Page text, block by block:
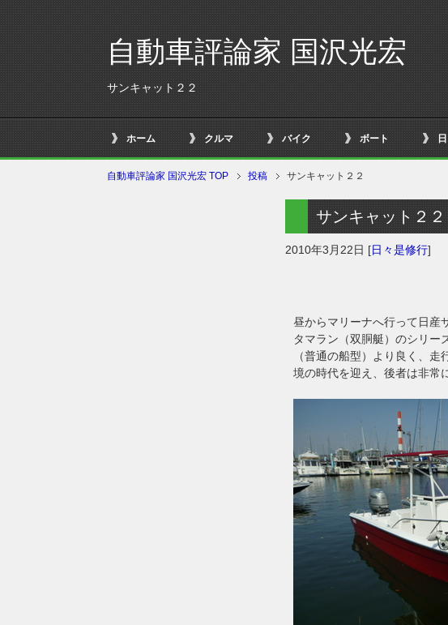
自動車評論家 国沢光宏
サンキャット２２
ホーム クルマ バイク ボート
自動車評論家 国沢光宏 TOP 投稿 サンキャット２２
サンキャット２２
2010年3月22日 [日々是修行]
昼からマリーナへ行って日産
タマラン（双胴艇）のシリー
（普通の船型）より良く、
境の時代を迎え、後者は非常